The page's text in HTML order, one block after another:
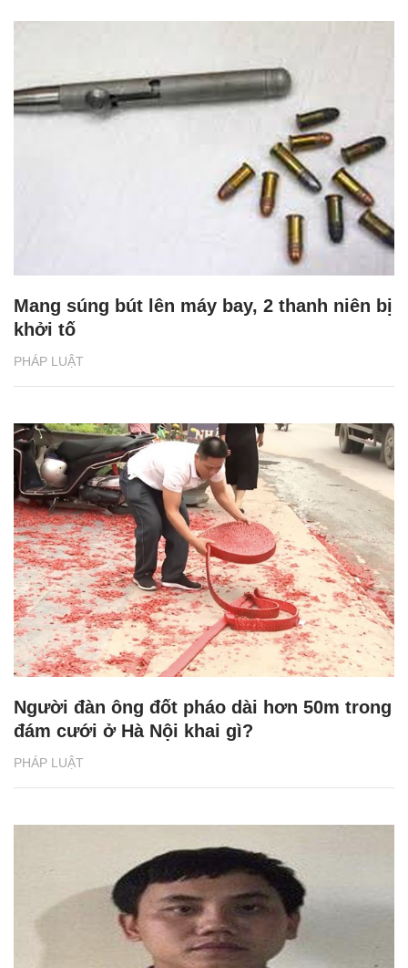
PHÁP LUẬT
Mang súng bút lên máy bay, 2 thanh niên bị
khởi tố
PHÁP LUẬT
Người đàn ông đốt pháo dài hơn 50m trong
đám cưới ở Hà Nội khai gì?